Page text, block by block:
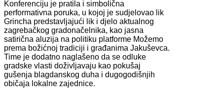
Konferenciju je pratila i simbolična
performativna poruka, u kojoj je sudjelovao lik
Grincha predstavljajući lik i djelo aktualnog
zagrebačkog gradonačelnika, kao jasna
satirična aluzija na politiku platforme Možemo
prema božićnoj tradiciji i građanima Jakuševca.
Time je dodatno naglašeno da se odluke
gradske vlasti doživljavaju kao pokušaj
gušenja blagdanskog duha i dugogodišnjih
običaja lokalne zajednice.